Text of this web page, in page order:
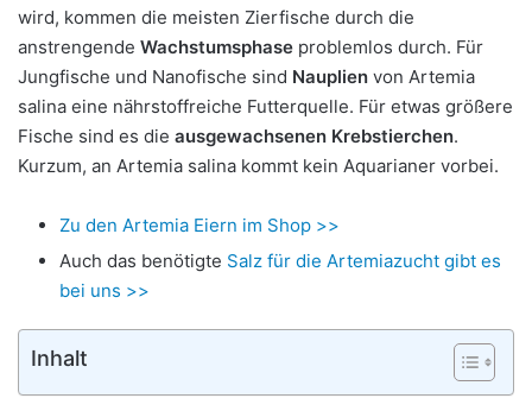
wird, kommen die meisten Zierfische durch die
anstrengende Wachstumsphase problemlos durch. Für
Jungfische und Nanofische sind Nauplien von Artemia
salina eine nährstoffreiche Futterquelle. Für etwas größere
Fische sind es die ausgewachsenen Krebstierchen.
Kurzum, an Artemia salina kommt kein Aquarianer vorbei.
Zu den Artemia Eiern im Shop >>
Auch das benötigte Salz für die Artemiazucht gibt es
bei uns >>
Inhalt